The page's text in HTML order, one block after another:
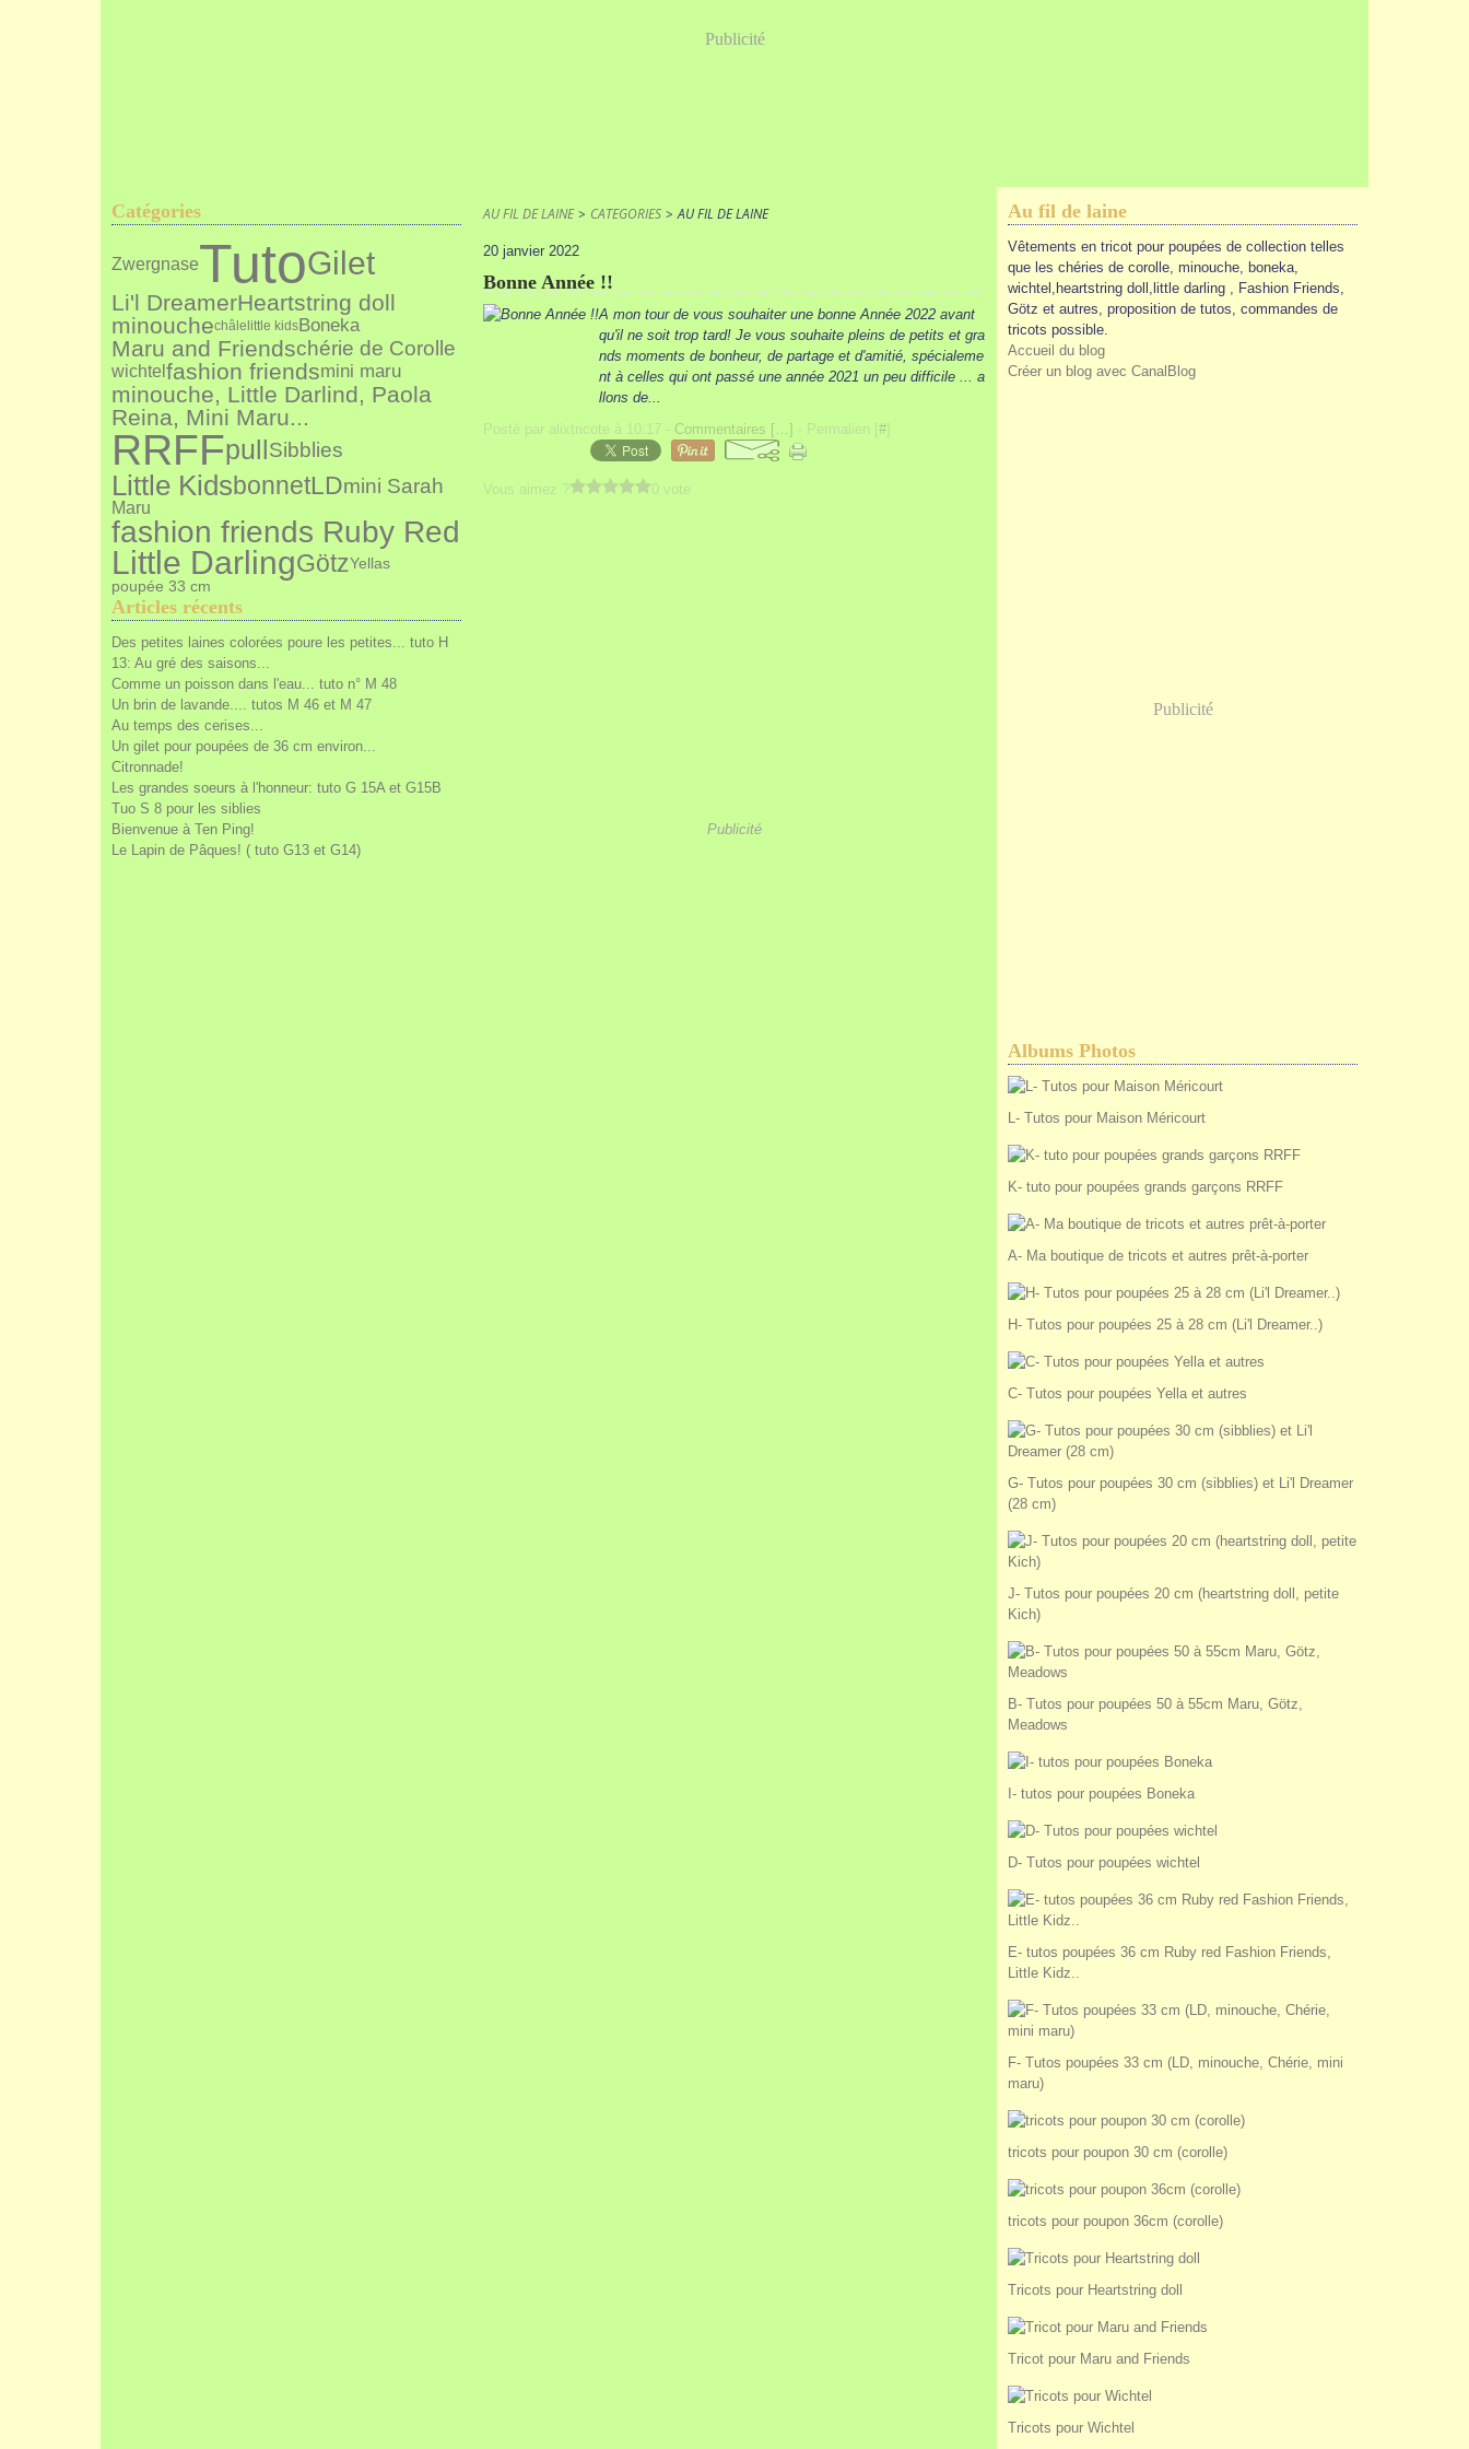
Publicité
Catégories
ZwergnaseTutoGilet
Li'l DreamerHeartstring doll
minouchechâlelittle kidsBoneka
Maru and Friendschérie de Corolle
wichtel fashion friendsmini maru
minouche, Little Darlind, Paola
Reina, Mini Maru...
RRFFpullSibblies
Little KidsbonnetLDmini Sarah
Maru
fashion friends Ruby Red
Little DarlingGötzYellas
poupée 33 cm
Articles récents
Des petites laines colorées poure les petites... tuto H
13: Au gré des saisons...
Comme un poisson dans l'eau... tuto n° M 48
Un brin de lavande.... tutos M 46 et M 47
Au temps des cerises...
Un gilet pour poupées de 36 cm environ...
Citronnade!
Les grandes soeurs à l'honneur: tuto G 15A et G15B
Tuo S 8 pour les siblies
Bienvenue à Ten Ping!
Le Lapin de Pâques! ( tuto G13 et G14)
AU FIL DE LAINE > CATEGORIES > AU FIL DE LAINE
20 janvier 2022
Bonne Année !!
A mon tour de vous souhaiter une bonne Année 2022 avant
qu'il ne soit trop tard! Je vous souhaite pleins de petits et gra
nds moments de bonheur, de partage et d'amitié, spécialeme
nt à celles qui ont passé une année 2021 un peu difficile ... a
llons de...
Posté par alixtricote à 10:17 - Commentaires [ …] - Permalien [#]
Vous aimez ? 0 vote
Publicité
Au fil de laine
Vêtements en tricot pour poupées de collection telles
que les chéries de corolle, minouche, boneka,
wichtel,heartstring doll,little darling , Fashion Friends,
Götz et autres, proposition de tutos, commandes de
tricots possible.
Accueil du blog
Créer un blog avec CanalBlog
Publicité
Albums Photos
L- Tutos pour Maison Méricourt
K- tuto pour poupées grands garçons RRFF
A- Ma boutique de tricots et autres prêt-à-porter
H- Tutos pour poupées 25 à 28 cm (Li'l Dreamer..)
C- Tutos pour poupées Yella et autres
G- Tutos pour poupées 30 cm (sibblies) et Li'l Dreamer
(28 cm)
J- Tutos pour poupées 20 cm (heartstring doll, petite
Kich)
B- Tutos pour poupées 50 à 55cm Maru, Götz,
Meadows
I- tutos pour poupées Boneka
D- Tutos pour poupées wichtel
E- tutos poupées 36 cm Ruby red Fashion Friends,
Little Kidz..
F- Tutos poupées 33 cm (LD, minouche, Chérie, mini
maru)
tricots pour poupon 30 cm (corolle)
tricots pour poupon 36cm (corolle)
Tricots pour Heartstring doll
Tricot pour Maru and Friends
Tricots pour Wichtel